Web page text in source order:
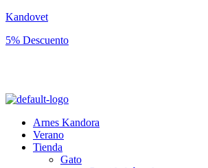
Kandovet
5% Descuento
Arnes Kandora
Verano
Tienda
Gato